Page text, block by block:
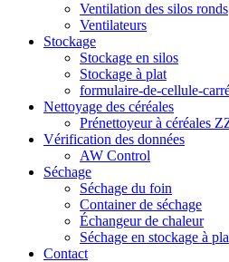
Ventilation des silos ronds
Ventilateurs
Stockage
Stockage en silos
Stockage à plat
formulaire-de-cellule-
Nettoyage des céréales
Prénettoyeur à céréales
Vérification des données
AW Control
Séchage
Séchage du foin
Container de séchage
Échangeur de chaleur
Séchage en stockage à
Contact